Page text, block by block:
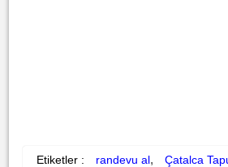
Etiketler : randevu al, Çatalca